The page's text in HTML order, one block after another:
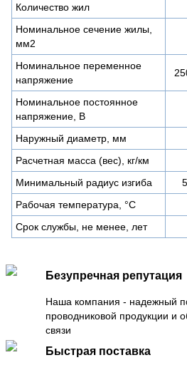
Количество жил
Номинальное сечение жилы,
мм2
Номинальное переменное
напряжение
Номинальное постоянное
напряжение, В
Наружный диаметр, мм
Расчетная масса (вес), кг/км
Минимальный радиус изгиба
Рабочая температура, °C
Срок службы, не менее, лет
Безупречная репутация
Наша компания - надежный
проводниковой продукции и
связи
Быстрая поставка